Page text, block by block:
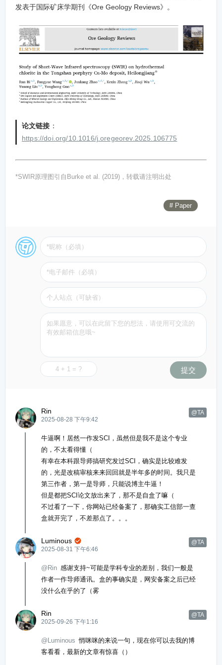
发表于国际矿床学期刊《Ore Geology Reviews》。
论文链接 ：
https://doi.org/10.1016/j.oregeorev.2025.106775
*SWIR原理图引自 Burke et al. (2019)，转载请注明出处
# Paper
提交
Rin
@TA
2025-08-28 下午9:42
牛逼啊！居然一作发SCI，虽然但是我不是这个专业
的，不太看得懂（
有幸在本科跟导师搞研究发过SCI，确实是比较难发
的，光是改稿审核来来回回就是半年多的时间。我只是
第三作者，第一是导师，只能说博主牛逼！
但是都把SCI论文放出来了，那不是自盒了嘛（
不过看了一下，你网站已经备案了，那确实工信部一查
盒就开完了，不差那点了。。。
Luminous @TA

2025-08-31 下午6:46
@Rin 感谢支持~可能是学科专业的差别，我们一般是
作者一作导师通讯。盒的事确实是，网安备案之后已经
没什么在乎的了（雾
Rin
@TA
2025-09-26 下午1:16
@Luminous 悄咪咪的来说一句，现在你可以去我的博
客看看，最新的文章有惊喜（）